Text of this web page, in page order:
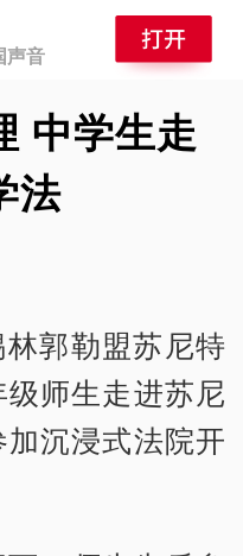
声音
中学生走
法
郭勒盟苏尼特
师生走进苏尼
沉浸式法院开